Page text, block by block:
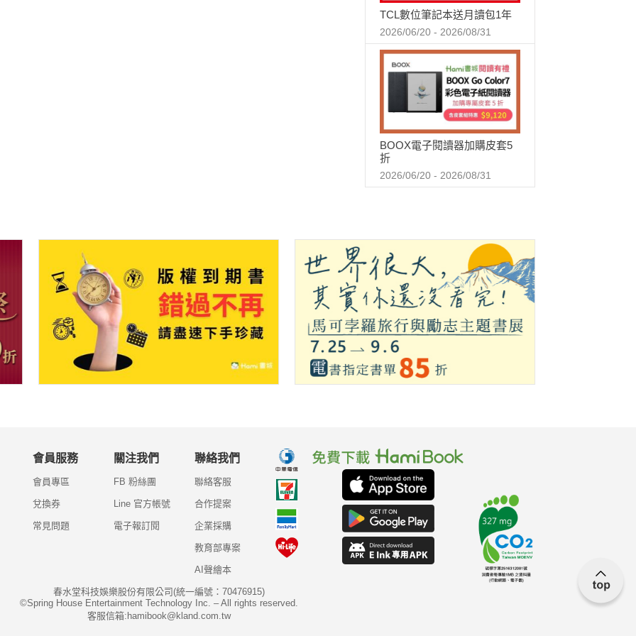
TCL數位筆記本送月讀包1年
2026/06/20 - 2026/08/31
BOOX電子閱讀器加購皮套5
折
2026/06/20 - 2026/08/31
會員服務
會員專區
兌換券
常見問題
關注我們
FB 粉絲團
Line 官方帳號
電子報訂閱
聯絡我們
聯絡客服
合作提案
企業採購
教育部專案
AI聲繪本
春水堂科技娛樂股份有限公司(統一編號：70476915)
©Spring House Entertainment Technology Inc. – All rights reserved.
客服信箱:hamibook@kland.com.tw